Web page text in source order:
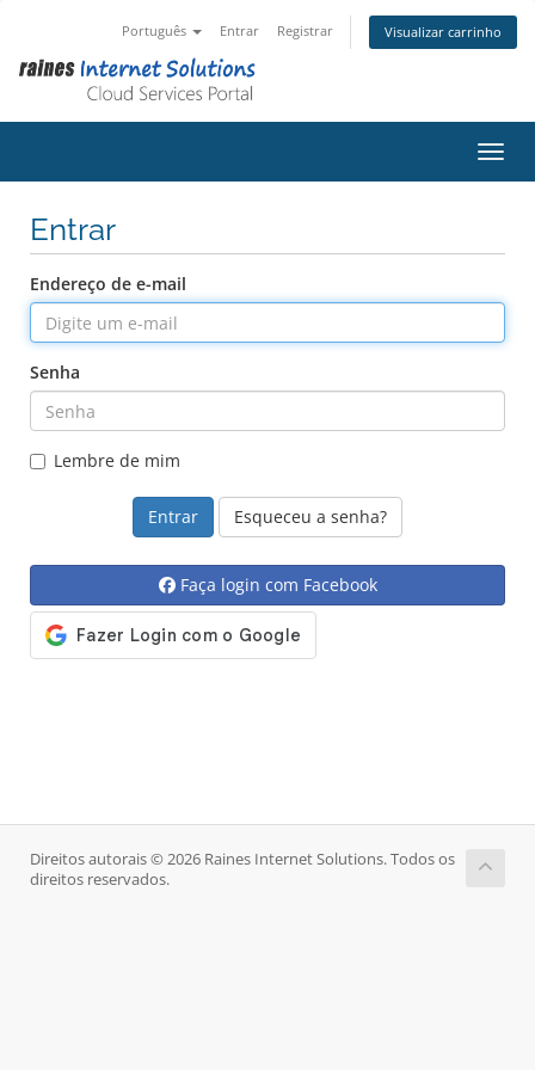
Português Entrar Registrar Visualizar carrinho
Entrar
Endereço de e-mail
Senha
Lembre de mim
Esqueceu a senha?
Faça login com Facebook
Direitos autorais © 2026 Raines Internet Solutions. Todos os
direitos reservados.